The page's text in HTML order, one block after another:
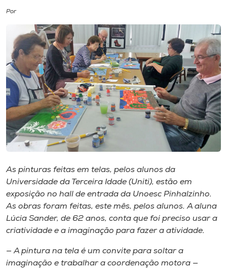
Cultura
CPA
Biblioteca
Editora
Rádio
Museu
Unoesc
Por
As pinturas feitas em telas, pelos alunos da
Universidade da Terceira Idade (Uniti), estão em
exposição no hall de entrada da Unoesc Pinhalzinho.
As obras foram feitas, este mês, pelos alunos. A aluna
Lúcia Sander, de 62 anos, conta que foi preciso usar a
criatividade e a imaginação para fazer a atividade.
— A pintura na tela é um convite para soltar a
imaginação e trabalhar a coordenação motora —